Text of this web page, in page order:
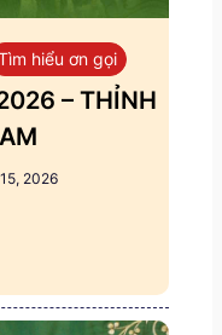
hiểu ơn gọi
– THỈNH
2026